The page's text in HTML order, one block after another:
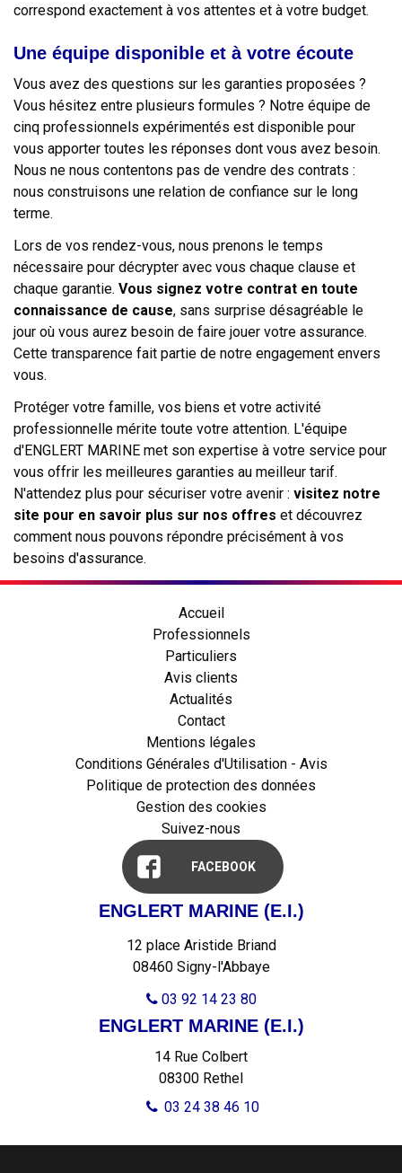
correspond exactement à vos attentes et à votre budget.
Une équipe disponible et à votre écoute
Vous avez des questions sur les garanties proposées ?
Vous hésitez entre plusieurs formules ? Notre équipe de
cinq professionnels expérimentés est disponible pour
vous apporter toutes les réponses dont vous avez besoin.
Nous ne nous contentons pas de vendre des contrats :
nous construisons une relation de confiance sur le long
terme.
Lors de vos rendez-vous, nous prenons le temps
nécessaire pour décrypter avec vous chaque clause et
chaque garantie. Vous signez votre contrat en toute
connaissance de cause, sans surprise désagréable le
jour où vous aurez besoin de faire jouer votre assurance.
Cette transparence fait partie de notre engagement envers
vous.
Protéger votre famille, vos biens et votre activité
professionnelle mérite toute votre attention. L'équipe
d'ENGLERT MARINE met son expertise à votre service pour
vous offrir les meilleures garanties au meilleur tarif.
N'attendez plus pour sécuriser votre avenir : visitez notre
site pour en savoir plus sur nos offres et découvrez
comment nous pouvons répondre précisément à vos
besoins d'assurance.
Accueil
Professionnels
Particuliers
Avis clients
Actualités
Contact
Mentions légales
Conditions Générales d'Utilisation - Avis
Politique de protection des données
Gestion des cookies
Suivez-nous
FACEBOOK
ENGLERT MARINE (E.I.)
12 place Aristide Briand
08460 Signy-l'Abbaye
03 92 14 23 80
ENGLERT MARINE (E.I.)
14 Rue Colbert
08300 Rethel
03 24 38 46 10